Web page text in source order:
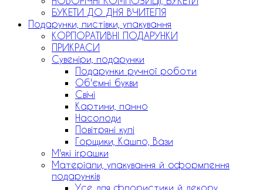
БУКЕТИ ДО ДНЯ ВЧИТЕЛЯ
Подарунки, листівки, упакування
КОРПОРАТИВНІ ПОДАРУНКИ
ПРИКРАСИ
Сувеніри, подарунки
Подарунки ручної роботи
Об'ємні букви
Свічі
Картини, панно
Насолоди
Повітряні кулі
Горщики, Кашпо, Вази
М'які іграшки
Матеріали, упакування й оформлення
подарунків
Усе для флористики й декору